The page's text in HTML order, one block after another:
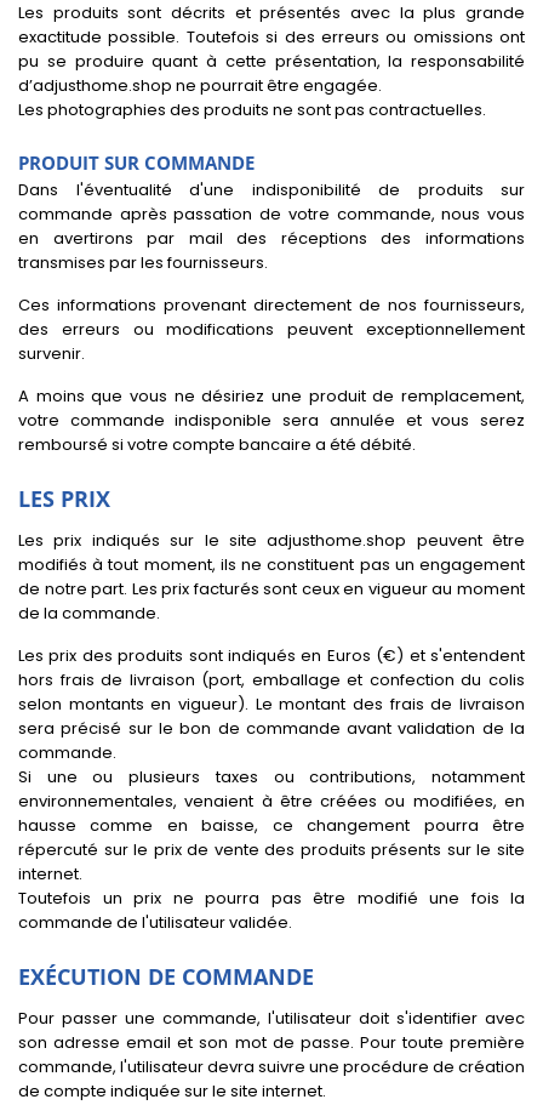
Les produits sont décrits et présentés avec la plus grande
exactitude possible. Toutefois si des erreurs ou omissions ont
pu se produire quant à cette présentation, la responsabilité
d’adjusthome.shop ne pourrait être engagée.
Les photographies des produits ne sont pas contractuelles.
PRODUIT SUR COMMANDE
Dans l'éventualité d'une indisponibilité de produits sur
commande après passation de votre commande, nous vous
en avertirons par mail des réceptions des informations
transmises par les fournisseurs.
Ces informations provenant directement de nos fournisseurs,
des erreurs ou modifications peuvent exceptionnellement
survenir.
A moins que vous ne désiriez une produit de remplacement,
votre commande indisponible sera annulée et vous serez
remboursé si votre compte bancaire a été débité.
LES PRIX
Les prix indiqués sur le site adjusthome.shop peuvent être
modifiés à tout moment, ils ne constituent pas un engagement
de notre part. Les prix facturés sont ceux en vigueur au moment
de la commande.
Les prix des produits sont indiqués en Euros (€) et s'entendent
hors frais de livraison (port, emballage et confection du colis
selon montants en vigueur). Le montant des frais de livraison
sera précisé sur le bon de commande avant validation de la
commande.
Si une ou plusieurs taxes ou contributions, notamment
environnementales, venaient à être créées ou modifiées, en
hausse comme en baisse, ce changement pourra être
répercuté sur le prix de vente des produits présents sur le site
internet.
Toutefois un prix ne pourra pas être modifié une fois la
commande de l'utilisateur validée.
EXÉCUTION DE COMMANDE
Pour passer une commande, l'utilisateur doit s'identifier avec
son adresse email et son mot de passe. Pour toute première
commande, l'utilisateur devra suivre une procédure de création
de compte indiquée sur le site internet.